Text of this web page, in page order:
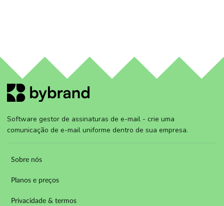
Software gestor de assinaturas de e-mail - crie uma
comunicação de e-mail uniforme dentro de sua empresa.
Sobre nós
Planos e preços
Privacidade & termos